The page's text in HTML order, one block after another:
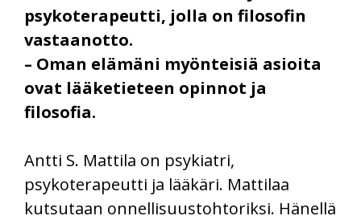
psykoterapeutti, jolla on filosofin
vastaanotto.
– Oman elämäni myönteisiä asioita
ovat lääketieteen opinnot ja
filosofia.
Antti S. Mattila on psykiatri,
psykoterapeutti ja lääkäri. Mattilaa
kutsutaan onnellisuustohtoriksi. Hänellä